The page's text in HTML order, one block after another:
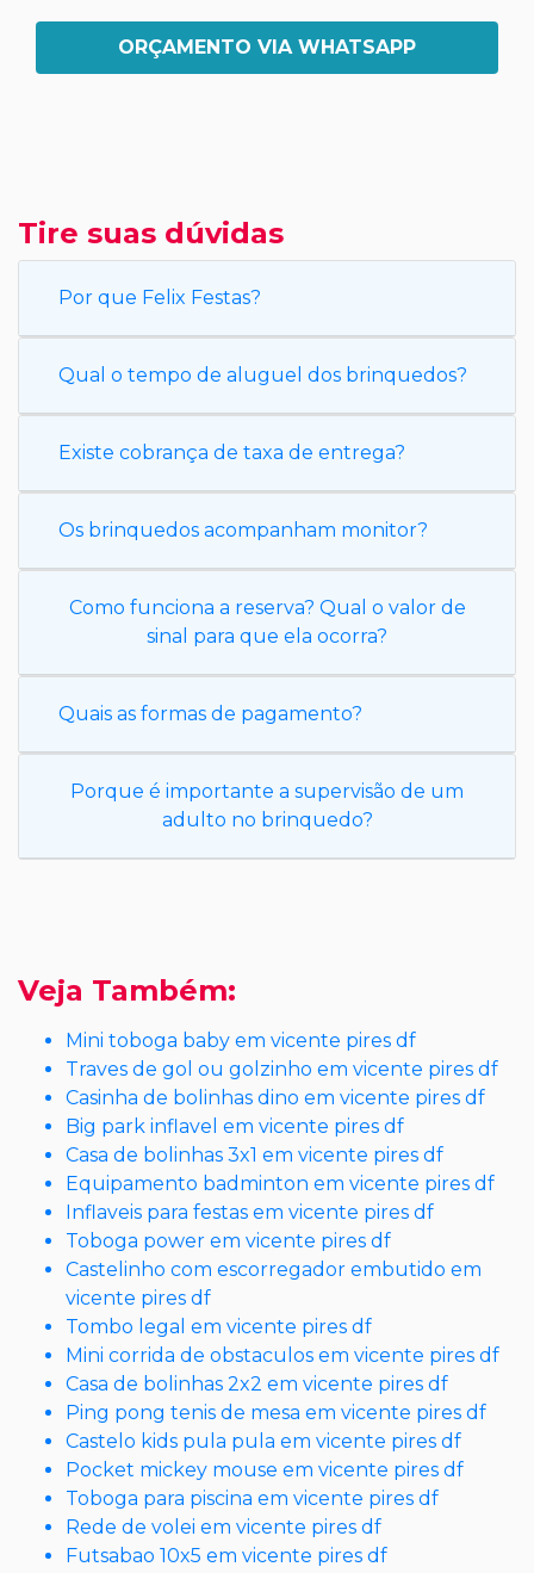
ORÇAMENTO VIA WHATSAPP
Tire suas dúvidas
Por que Felix Festas?
Qual o tempo de aluguel dos brinquedos?
Existe cobrança de taxa de entrega?
Os brinquedos acompanham monitor?
Como funciona a reserva? Qual o valor de
sinal para que ela ocorra?
Quais as formas de pagamento?
Porque é importante a supervisão de um
adulto no brinquedo?
Veja Também:
Mini toboga baby em vicente pires df
Traves de gol ou golzinho em vicente pires df
Casinha de bolinhas dino em vicente pires df
Big park inflavel em vicente pires df
Casa de bolinhas 3x1 em vicente pires df
Equipamento badminton em vicente pires df
Inflaveis para festas em vicente pires df
Toboga power em vicente pires df
Castelinho com escorregador embutido em
vicente pires df
Tombo legal em vicente pires df
Mini corrida de obstaculos em vicente pires df
Casa de bolinhas 2x2 em vicente pires df
Ping pong tenis de mesa em vicente pires df
Castelo kids pula pula em vicente pires df
Pocket mickey mouse em vicente pires df
Toboga para piscina em vicente pires df
Rede de volei em vicente pires df
Futsabao 10x5 em vicente pires df